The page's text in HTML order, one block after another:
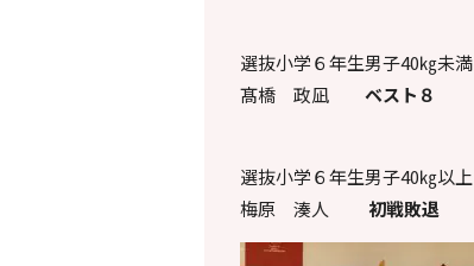
選抜小学６年生男子40㎏未満
髙橋 政凪
ベスト８
選抜小学６年生男子40㎏以上
梅原 湊人
初戦敗退